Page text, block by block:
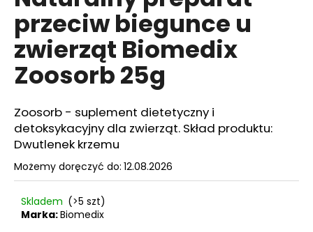
na
5
gwiazdek.
przeciw biegunce u
zwierząt Biomedix
Zoosorb 25g
Zoosorb - suplement dietetyczny i
detoksykacyjny dla zwierząt. Skład produktu:
Dwutlenek krzemu
Możemy doręczyć do: 12.08.2026
Skladem (>5 szt)
Marka:Biomedix
SZUKAJ
P
o
l
e
c
m
y